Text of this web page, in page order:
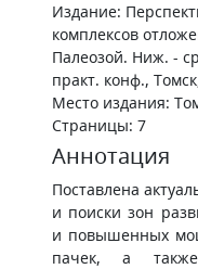
Издание:
комплексов
Палеозой. Ниж. -
практ. конф.,
Место издания:
Страницы: 7
Аннотация
Поставлена
и поиски зон
и повышенных
пачек, а